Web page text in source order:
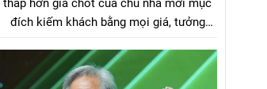
đích kiếm khách bằng mọi giá, tưởng
giới chân chính khác khi cạnh tranh về
giá bán nhưng gây hại rất nhiều cho chủ